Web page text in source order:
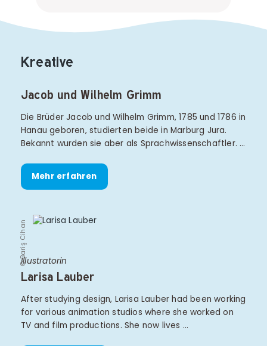
Kreative
Jacob und Wilhelm Grimm
Die Brüder Jacob und Wilhelm Grimm, 1785 und 1786 in
Hanau geboren, studierten beide in Marburg Jura.
Bekannt wurden sie aber als Sprachwissenschaftler. …
Mehr erfahren
© Bariş Cihan
Illustratorin
Larisa Lauber
After studying design, Larisa Lauber had been working
for various animation studios where she worked on
TV and film productions. She now lives …